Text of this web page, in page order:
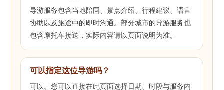
导游服务包含当地陪同、景点介绍、行程建议、语言
协助以及旅途中的即时沟通。部分城市的导游服务也
包含摩托车接送，实际内容请以页面说明为准。
可以指定这位导游吗？
可以。您可以直接在此页面选择日期、时段与服务内